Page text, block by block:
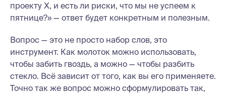
проекту Х, и есть ли риски, что мы не успеем к
пятнице?» — ответ будет конкретным и полезным.
Вопрос — это не просто набор слов, это
инструмент. Как молоток можно использовать,
чтобы забить гвоздь, а можно — чтобы разбить
стекло. Всё зависит от того, как вы его применяете.
Точно так же вопрос можно сформулировать так,